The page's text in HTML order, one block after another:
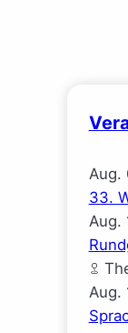
Aug.
33.
Aug.
Aug.